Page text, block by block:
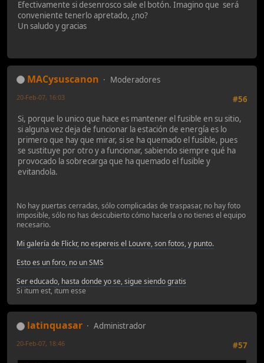
Efectivamente si desenrosco sale el botón. Imagino que será
conveniente tenerlo apretado, ¿no?
Un saludo y gracias
MACysuscanon
Moderadores
#56
20-Feb-07, 16:03
Si, porque lo unico que hace es mantener el fusible en su sitio,
si alguna vez deja de funcionar la estación de energía es lo
primero que hay que mirar, si se ha quemado el fusible, pues
se sustituye por otro y a funcionar, sabiendo siempre qué ha
provocado la sobrecarga que ha quemado el fusible y
evitandola.
No hay puertas cerradas, sólo complicadas de traspasar, no hay foto
imposible, sólo no has descubierto cómo hacerla o no tienes el equipo
necesario.
Mi galería de Flickr, no espereis el Louvre, son fotos, y punto.
Esto es un foro, no un SMS
Ser educado, hasta donde yo se, sigue siendo gratis
Si itum est, itum esse
latinquasar
Administrador
#57
20-Feb-07, 18:46